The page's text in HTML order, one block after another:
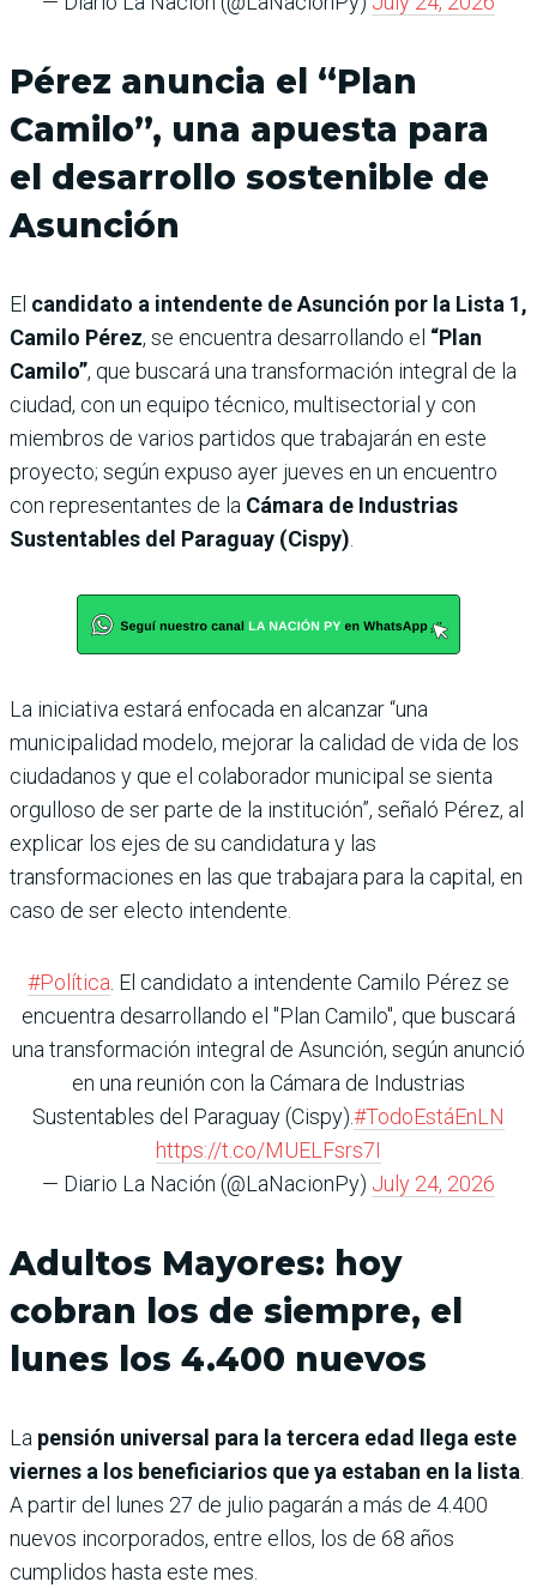
Pérez anuncia el “Plan
Camilo”, una apuesta para
el desarrollo sostenible de
Asunción
El candidato a intendente de Asunción por la Lista 1,
Camilo Pérez, se encuentra desarrollando el “Plan
Camilo”, que buscará una transformación integral de la
ciudad, con un equipo técnico, multisectorial y con
miembros de varios partidos que trabajarán en este
proyecto; según expuso ayer jueves en un encuentro
con representantes de la Cámara de Industrias
Sustentables del Paraguay (Cispy).
La iniciativa estará enfocada en alcanzar “una
municipalidad modelo, mejorar la calidad de vida de los
ciudadanos y que el colaborador municipal se sienta
orgulloso de ser parte de la institución”, señaló Pérez, al
explicar los ejes de su candidatura y las
transformaciones en las que trabajara para la capital, en
caso de ser electo intendente.
#Política. El candidato a intendente Camilo Pérez se
encuentra desarrollando el "Plan Camilo", que buscará
una transformación integral de Asunción, según anunció
en una reunión con la Cámara de Industrias
Sustentables del Paraguay (Cispy).#TodoEstáEnLN
https://t.co/MUELFsrs7I
— Diario La Nación (@LaNacionPy) July 24, 2026
Adultos Mayores: hoy
cobran los de siempre, el
lunes los 4.400 nuevos
La pensión universal para la tercera edad llega este
viernes a los beneficiarios que ya estaban en la lista.
A partir del lunes 27 de julio pagarán a más de 4.400
nuevos incorporados, entre ellos, los de 68 años
cumplidos hasta este mes.